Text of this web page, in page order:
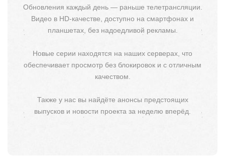
Обновления каждый день — раньше телетрансляции.
Видео в HD-качестве, доступно на смартфонах и
планшетах, без надоедливой рекламы.
Новые серии находятся на наших серверах, что
обеспечивает просмотр без блокировок и с отличным
качеством.
Также у нас вы найдёте анонсы предстоящих
выпусков и новости проекта за неделю вперёд.